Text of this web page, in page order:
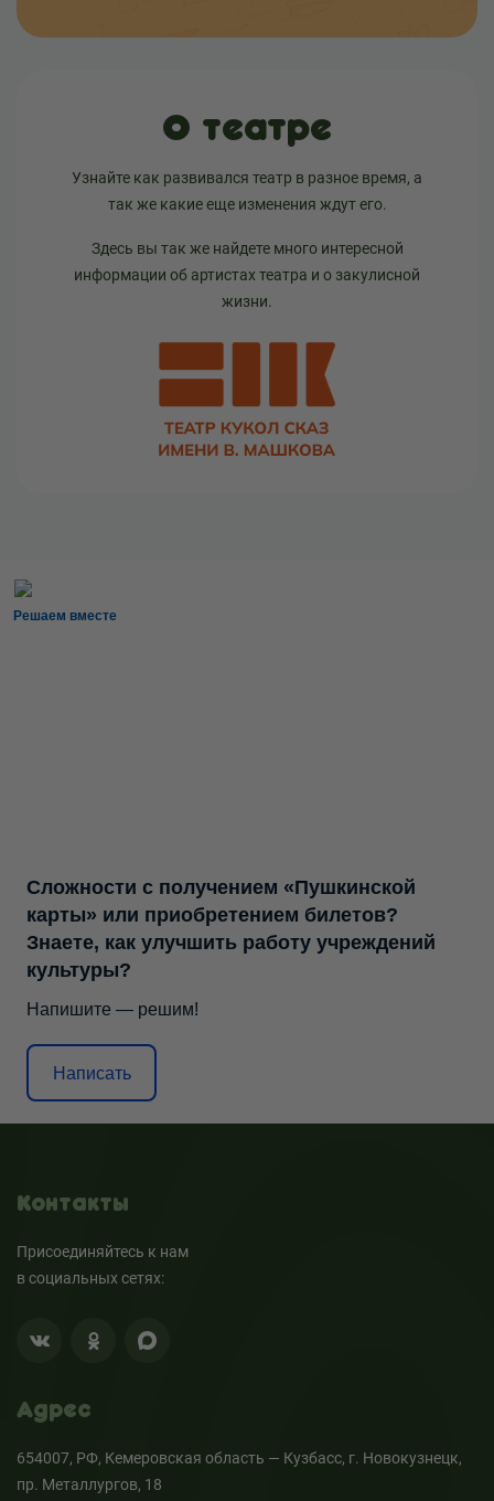
О театре
Узнайте как развивался театр в разное время, а
так же какие еще изменения ждут его.
Здесь вы так же найдете много интересной
информации об артистах театра и о закулисной
жизни.
Решаем вместе
Сложности с получением «Пушкинской
карты» или приобретением билетов?
Знаете, как улучшить работу учреждений
культуры?
Напишите — решим!
Написать
Контакты
Присоединяйтесь к нам
в социальных сетях:
Адрес
654007, РФ, Кемеровская область — Кузбасс, г. Новокузнецк,
пр. Металлургов, 18